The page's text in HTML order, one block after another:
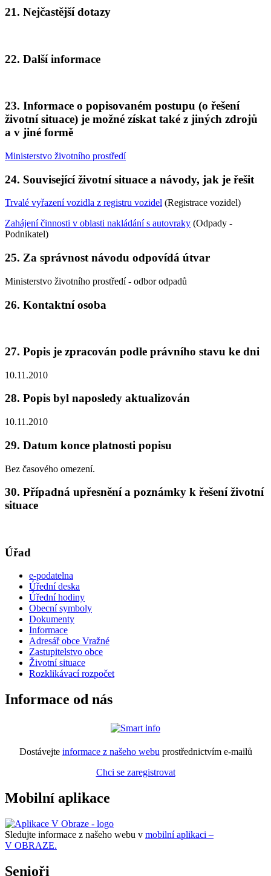
21. Nejčastější dotazy
22. Další informace
23. Informace o popisovaném postupu (o řešení
životní situace) je možné získat také z jiných zdrojů
a v jiné formě
Ministerstvo životního prostředí
24. Související životní situace a návody, jak je řešit
Trvalé vyřazení vozidla z registru vozidel (Registrace vozidel)
Zahájení činnosti v oblasti nakládání s autovraky (Odpady -
Podnikatel)
25. Za správnost návodu odpovídá útvar
Ministerstvo životního prostředí - odbor odpadů
26. Kontaktní osoba
27. Popis je zpracován podle právního stavu ke dni
10.11.2010
28. Popis byl naposledy aktualizován
10.11.2010
29. Datum konce platnosti popisu
Bez časového omezení.
30. Případná upřesnění a poznámky k řešení životní
situace
Úřad
e-podatelna
Úřední deska
Úřední hodiny
Obecní symboly
Dokumenty
Informace
Adresář obce Vražné
Zastupitelstvo obce
Životní situace
Rozklikávací rozpočet
Informace od nás
Dostávejte informace z našeho webu prostřednictvím e-mailů
Chci se zaregistrovat
Mobilní aplikace
Sledujte informace z našeho webu v mobilní aplikaci –
V OBRAZE.
Senioři